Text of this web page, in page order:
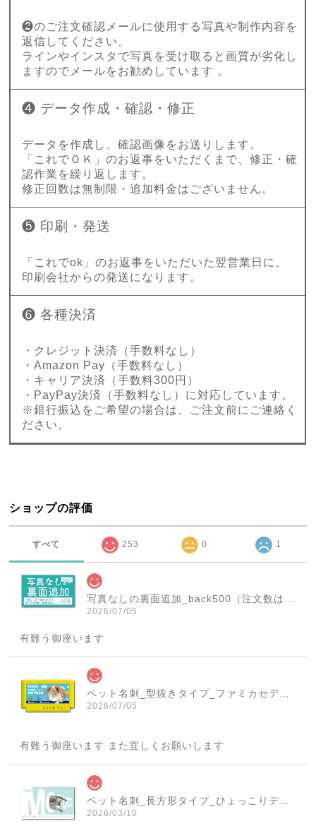
❷のご注文確認メールに使用する写真や制作内容を
返信してください。
ラインやインスタで写真を受け取ると画質が劣化し
ますのでメールをお勧めしています 。
❹ データ作成・確認・修正
データを作成し、確認画像をお送りします。
「これでＯＫ」のお返事をいただくまで、修正・確
認作業を繰り返します。
修正回数は無制限・追加料金はございません。
❺ 印刷・発送
「これでok」のお返事をいただいた翌営業日に、
印刷会社からの発送になります。
❻ 各種決済
・クレジット決済（手数料なし）
・Amazon Pay（手数料なし）
・キャリア決済（手数料300円）
・PayPay決済（手数料なし）に対応しています。
※銀行振込をご希望の場合は、ご注文前にご連絡く
ださい。
ショップの評価
すべて 253 0 1
2026/07/05
有難う御座います
2026/07/05
有難う御座います また宜しくお願いします
2026/03/10